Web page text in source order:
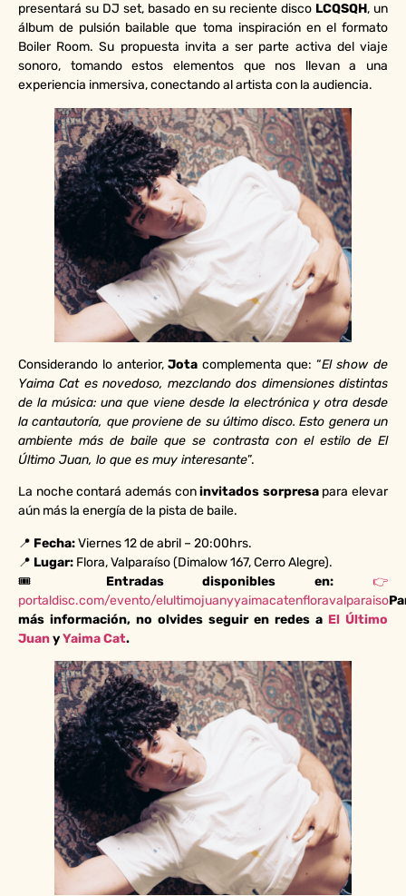
presentará su DJ set, basado en su reciente disco LCQSQH, un
álbum de pulsión bailable que toma inspiración en el formato
Boiler Room. Su propuesta invita a ser parte activa del viaje
sonoro, tomando estos elementos que nos llevan a una
experiencia inmersiva, conectando al artista con la audiencia.
Considerando lo anterior,Jota complementa que: “El show de
Yaima Cat es novedoso, mezclando dos dimensiones distintas
de la música: una que viene desde la electrónica y otra desde
la cantautoría, que proviene de su último disco. Esto genera un
ambiente más de baile que se contrasta con el estilo de El
Último Juan, lo que es muy interesante”.
La noche contará además coninvitados sorpresapara elevar
aún más la energía de la pista de baile.
📍 Fecha:Viernes 12 de abril – 20:00hrs.
📍 Lugar: Flora, Valparaíso (Dimalow 167, Cerro Alegre).
🎟️ Entradas disponibles en: 👉
portaldisc.com/evento/elultimojuanyyaimacatenfloravalparaiso
más información, no olvides seguir en redes a El Último
JuanyYaima Cat.